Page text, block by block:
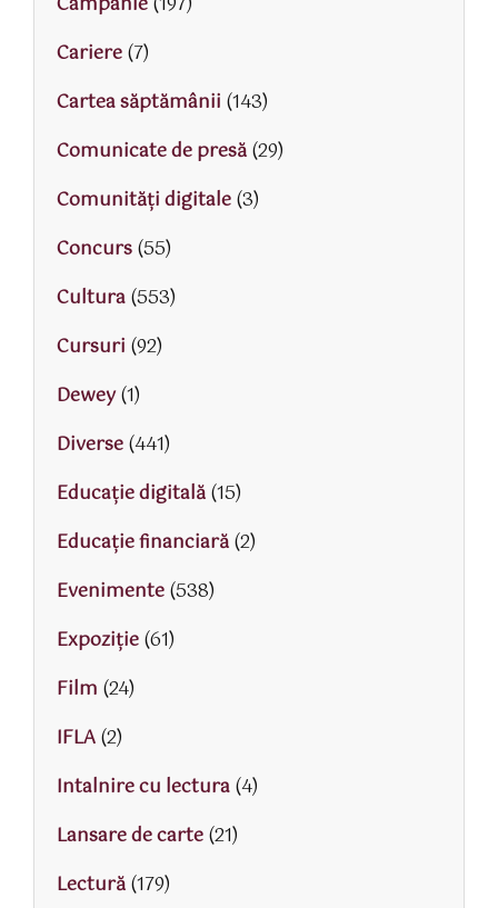
Cariere(7)
Cartea săptămânii (143)
Comunicate de presă(29)
Comunități digitale(3)
Concurs(55)
Cultura(553)
Cursuri (92)
Dewey(1)
Diverse(441)
Educaţie digitală(15)
Educaţie financiară(2)
Evenimente(538)
Expoziție(61)
Film (24)
IFLA(2)
Intalnire cu lectura(4)
Lansare de carte(21)
Lectură(179)